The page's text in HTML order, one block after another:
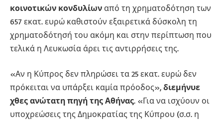
κοινοτικών κονδυλίων από τη χρηματοδότηση των
657 εκατ. ευρώ καθιστούν εξαιρετικά δύσκολη τη
χρηματοδότησή του ακόμη και στην περίπτωση που
τελικά η Λευκωσία άρει τις αντιρρήσεις της.
«Αν η Κύπρος δεν πληρώσει τα 25 εκατ. ευρώ δεν
πρόκειται να υπάρξει καμία πρόοδος», διεμήνυε
χθες ανώτατη πηγή της Αθήνας. «Για να ισχύουν οι
υποχρεώσεις της Δημοκρατίας της Κύπρου (σ.σ. η